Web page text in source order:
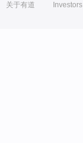
关于有道 Investors